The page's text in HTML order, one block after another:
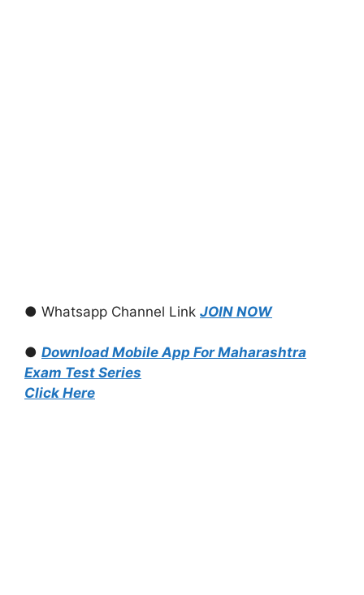
● Whatsapp Channel Link JOIN NOW
● Download Mobile App For Maharashtra
Exam Test Series
Click Here